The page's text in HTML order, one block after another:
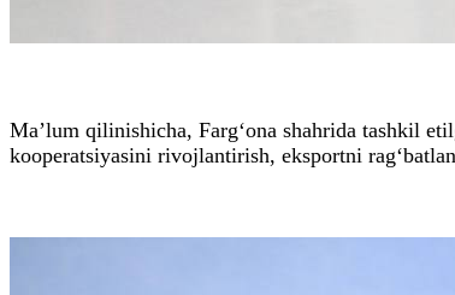
Ma’lum qilinishicha, Farg‘ona shahrida tashkil
kooperatsiyasini rivojlantirish, eksportni